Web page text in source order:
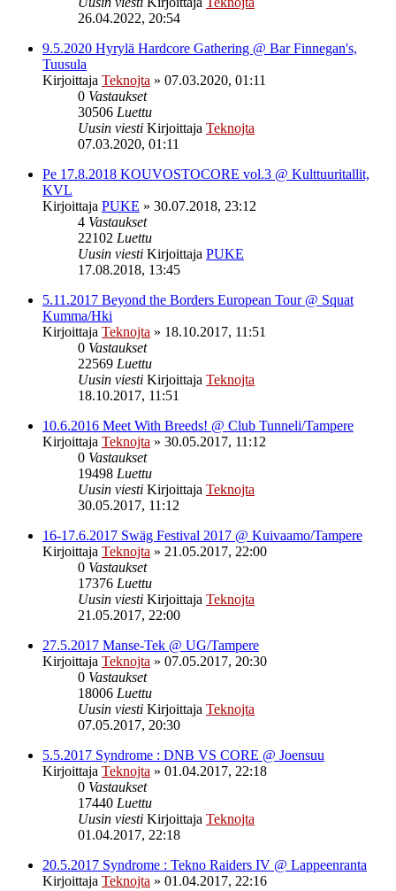
26.04.2022, 20:54
9.5.2020 Hyrylä Hardcore Gathering @ Bar Finnegan's,
Tuusula
Kirjoittaja Teknojta » 07.03.2020, 01:11
0 Vastaukset
30506 Luettu
Uusin viesti Kirjoittaja Teknojta
07.03.2020, 01:11
Pe 17.8.2018 KOUVOSTOCORE vol.3 @ Kulttuuritallit,
KVL
Kirjoittaja PUKE » 30.07.2018, 23:12
4 Vastaukset
22102 Luettu
Uusin viesti Kirjoittaja PUKE
17.08.2018, 13:45
5.11.2017 Beyond the Borders European Tour @ Squat
Kumma/Hki
Kirjoittaja Teknojta » 18.10.2017, 11:51
0 Vastaukset
22569 Luettu
Uusin viesti Kirjoittaja Teknojta
18.10.2017, 11:51
10.6.2016 Meet With Breeds! @ Club Tunneli/Tampere
Kirjoittaja Teknojta » 30.05.2017, 11:12
0 Vastaukset
19498 Luettu
Uusin viesti Kirjoittaja Teknojta
30.05.2017, 11:12
16-17.6.2017 Swäg Festival 2017 @ Kuivaamo/Tampere
Kirjoittaja Teknojta » 21.05.2017, 22:00
0 Vastaukset
17376 Luettu
Uusin viesti Kirjoittaja Teknojta
21.05.2017, 22:00
27.5.2017 Manse-Tek @ UG/Tampere
Kirjoittaja Teknojta » 07.05.2017, 20:30
0 Vastaukset
18006 Luettu
Uusin viesti Kirjoittaja Teknojta
07.05.2017, 20:30
5.5.2017 Syndrome : DNB VS CORE @ Joensuu
Kirjoittaja Teknojta » 01.04.2017, 22:18
0 Vastaukset
17440 Luettu
Uusin viesti Kirjoittaja Teknojta
01.04.2017, 22:18
20.5.2017 Syndrome : Tekno Raiders IV @ Lappeenranta
Kirjoittaja Teknojta » 01.04.2017, 22:16